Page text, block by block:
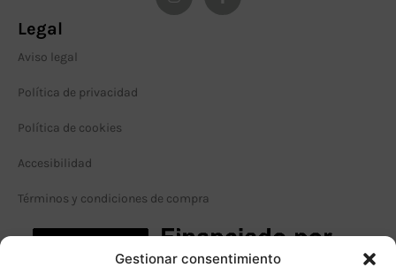
Gestionar consentimiento
Legal
Aviso legal
Política de privacidad
Política de cookies
Accesibilidad
Términos y condiciones de compra